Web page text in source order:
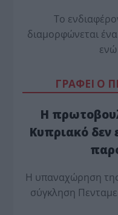
Το
διαμορφώνεται
ΓΡΑΦΕΙ Ο
Η
Κυπριακό δεν
Η υπαναχώρηση
σύγκληση